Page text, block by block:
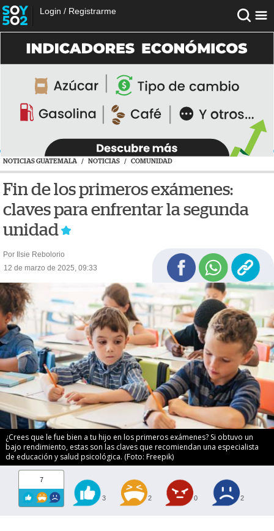
Login / Registrarme
NOTICIAS GUATEMALA / NOTICIAS / COMUNIDAD
Fin de los primeros exámenes:
claves para enfrentar la segunda
unidad
Por Ilsie Rebolorio
12 de marzo de 2025, 09:33
¿Crees que le fue bien a tu hijo en los primeros exámenes? Si obtuvo un
bajo rendimiento, estas son las claves que recomiendan una especialista
de educación y salud psicológica. (Foto: Freepik)
7
3 2 0 2